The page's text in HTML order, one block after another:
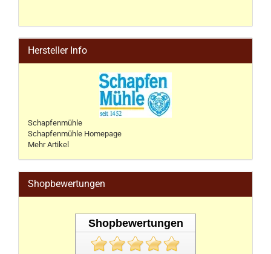
Hersteller Info
Schapfenmühle
Schapfenmühle Homepage
Mehr Artikel
Shopbewertungen
Shopbewertungen